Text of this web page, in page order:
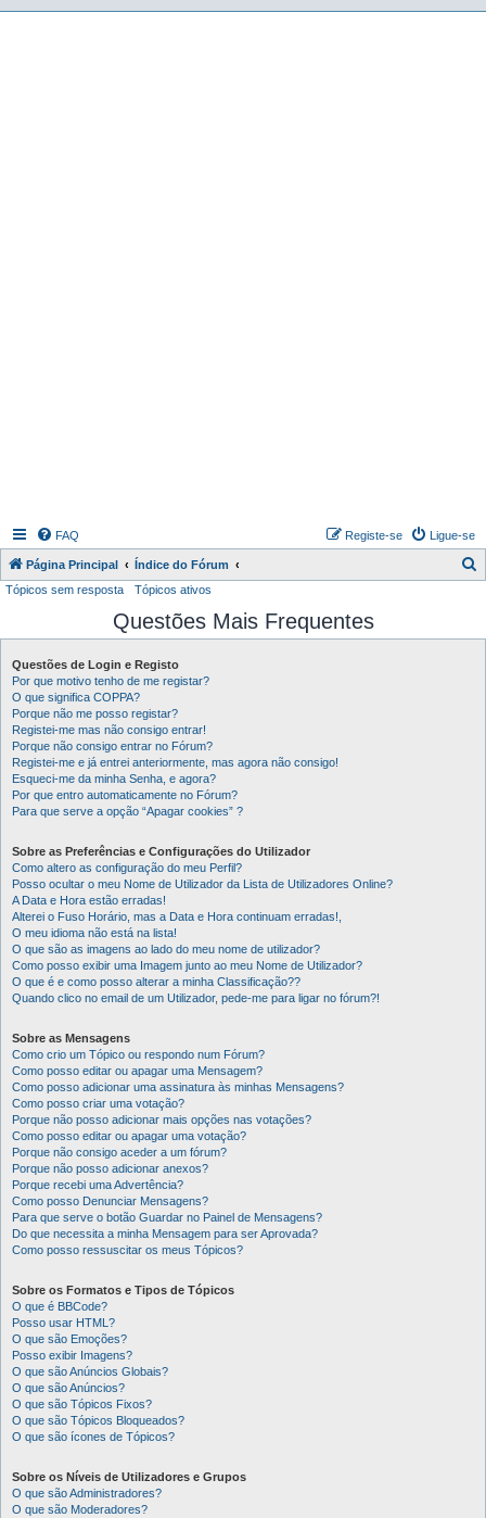
FAQ Ligue-se
Registe-se
Página Principal Índice do Fórum
q
Tópicos sem resposta Tópicos ativos
Questões Mais Frequentes
Questões de Login e Registo
Por que motivo tenho de me registar?
O que significa COPPA?
Porque não me posso registar?
Registei-me mas não consigo entrar!
Porque não consigo entrar no Fórum?
Registei-me e já entrei anteriormente, mas agora não consigo!
Esqueci-me da minha Senha, e agora?
Por que entro automaticamente no Fórum?
Para que serve a opção “Apagar cookies” ?
Sobre as Preferências e Configurações do Utilizador
Como altero as configuração do meu Perfil?
Posso ocultar o meu Nome de Utilizador da Lista de Utilizadores Online?
A Data e Hora estão erradas!
Alterei o Fuso Horário, mas a Data e Hora continuam erradas!,
O meu idioma não está na lista!
O que são as imagens ao lado do meu nome de utilizador?
Como posso exibir uma Imagem junto ao meu Nome de Utilizador?
O que é e como posso alterar a minha Classificação??
Quando clico no email de um Utilizador, pede-me para ligar no fórum?!
Sobre as Mensagens
Como crio um Tópico ou respondo num Fórum?
Como posso editar ou apagar uma Mensagem?
Como posso adicionar uma assinatura às minhas Mensagens?
Como posso criar uma votação?
Porque não posso adicionar mais opções nas votações?
Como posso editar ou apagar uma votação?
Porque não consigo aceder a um fórum?
Porque não posso adicionar anexos?
Porque recebi uma Advertência?
Como posso Denunciar Mensagens?
Para que serve o botão Guardar no Painel de Mensagens?
Do que necessita a minha Mensagem para ser Aprovada?
Como posso ressuscitar os meus Tópicos?
Sobre os Formatos e Tipos de Tópicos
O que é BBCode?
Posso usar HTML?
O que são Emoções?
Posso exibir Imagens?
O que são Anúncios Globais?
O que são Anúncios?
O que são Tópicos Fixos?
O que são Tópicos Bloqueados?
O que são ícones de Tópicos?
Sobre os Níveis de Utilizadores e Grupos
O que são Administradores?
O que são Moderadores?